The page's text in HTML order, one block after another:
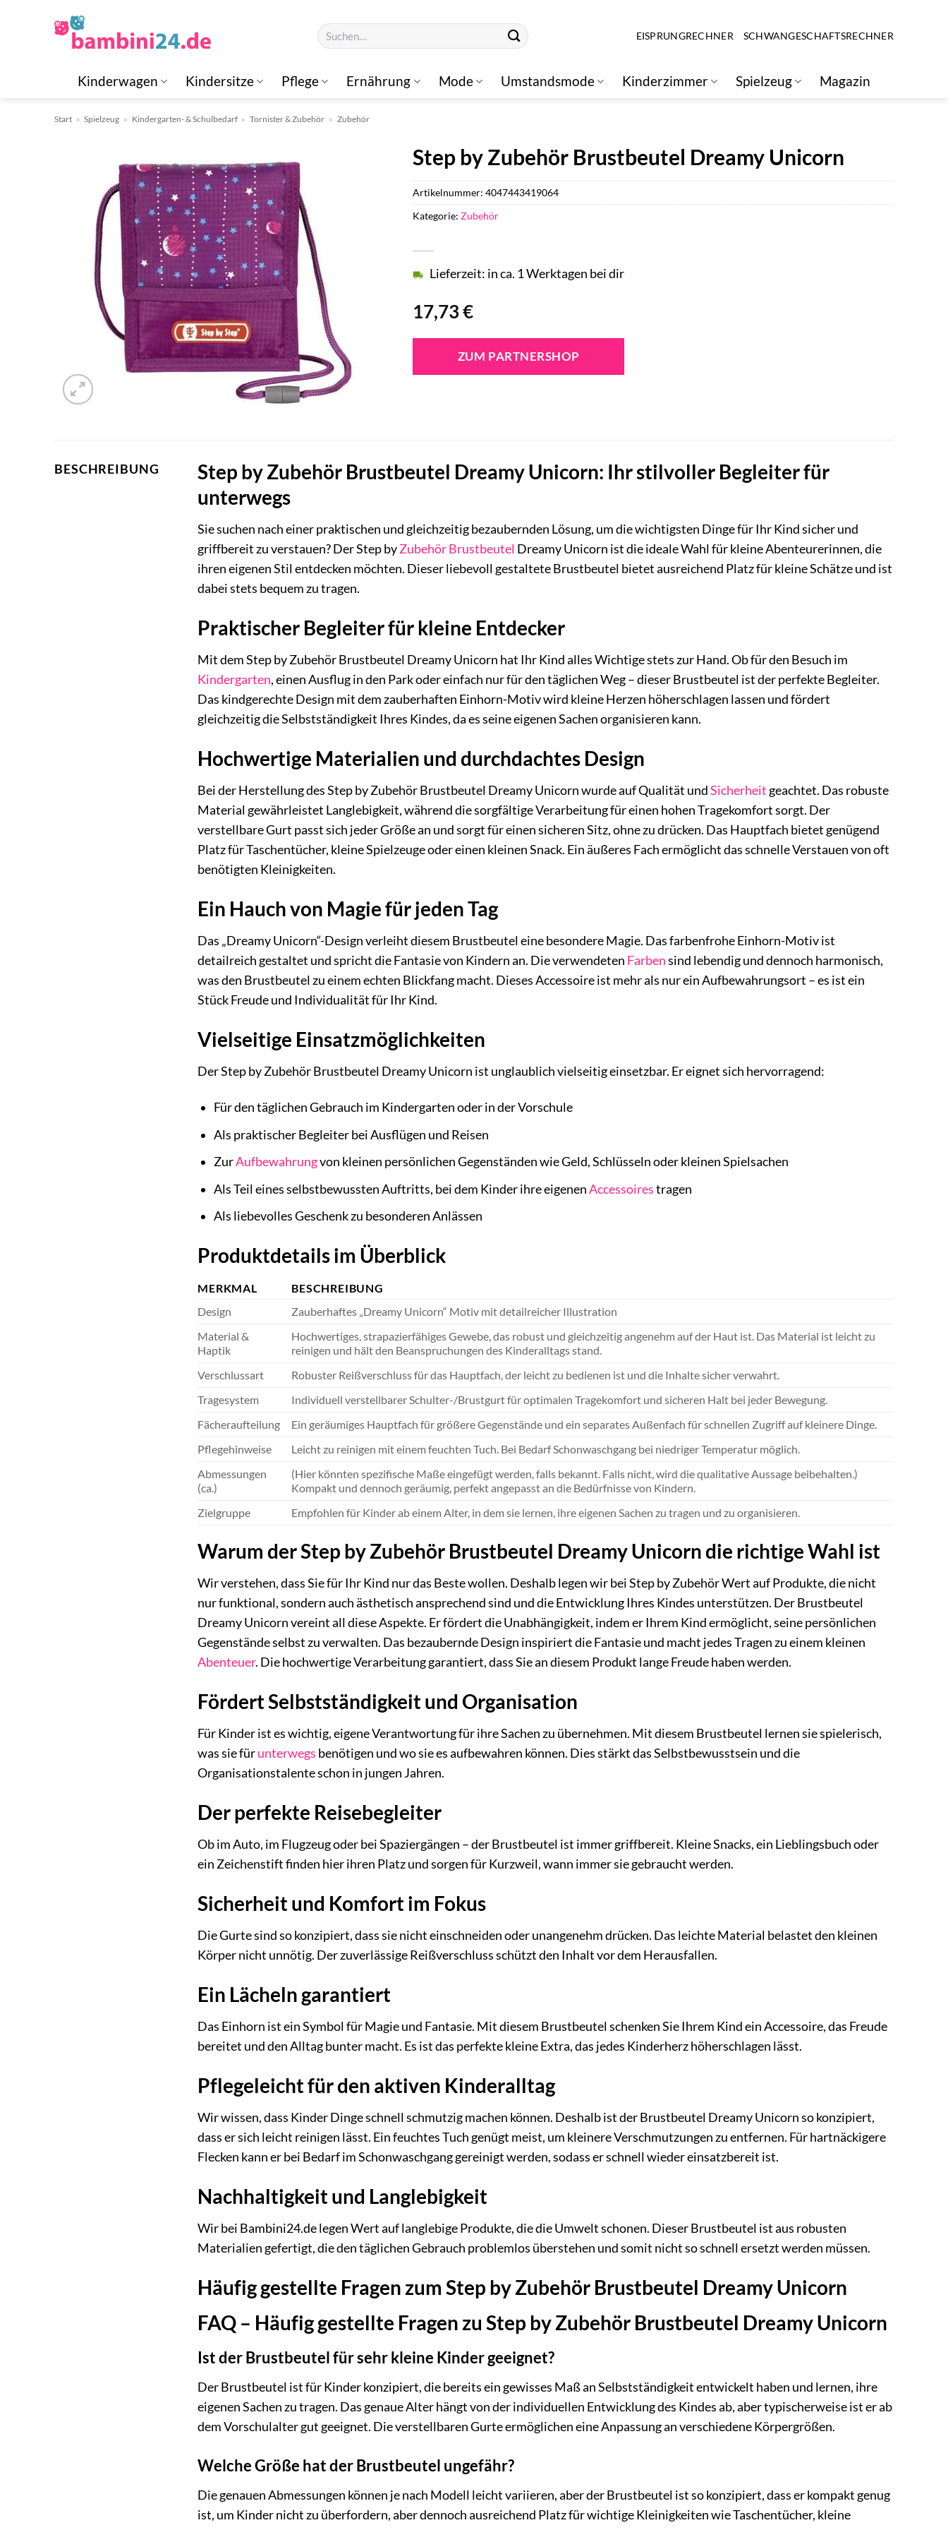
Suchen
nach:
EISPRUNGRECHNER SCHWANGESCHAFTSRECHNER
Kinderwagen Kindersitze Pflege Ernährung Mode Umstandsmode Kinderzimmer Spielzeug Magazin
Start » Spielzeug » Kindergarten- & Schulbedarf » Tornister & Zubehör » Zubehör
Step by Zubehör Brustbeutel Dreamy Unicorn
17,73€
Lieferzeit: in ca. 1 Werktagen bei dir
ZUM PARTNERSHOP
Artikelnummer:4047443419064
Kategorie:Zubehör
BESCHREIBUNG
Step by Zubehör Brustbeutel Dreamy Unicorn: Ihr stilvoller Begleiter für
unterwegs
Sie suchen nach einer praktischen und gleichzeitig bezaubernden Lösung, um die wichtigsten Dinge für Ihr Kind sicher und
griffbereit zu verstauen? Der Step byZubehörBrustbeutel Dreamy Unicorn ist die ideale Wahl für kleine Abenteurerinnen, die
ihren eigenen Stil entdecken möchten. Dieser liebevoll gestaltete Brustbeutel bietet ausreichend Platz für kleine Schätze und ist
dabei stets bequem zu tragen.
Praktischer Begleiter für kleine Entdecker
Mit dem Step by Zubehör Brustbeutel Dreamy Unicorn hat Ihr Kind alles Wichtige stets zur Hand. Ob für den Besuch im
Kindergarten, einen Ausflug in den Park oder einfach nur für den täglichen Weg – dieser Brustbeutel ist der perfekte Begleiter.
Das kindgerechte Design mit dem zauberhaften Einhorn-Motiv wird kleine Herzen höherschlagen lassen und fördert
gleichzeitig die Selbstständigkeit Ihres Kindes, da es seine eigenen Sachen organisieren kann.
Hochwertige Materialien und durchdachtes Design
Bei der Herstellung des Step by Zubehör Brustbeutel Dreamy Unicorn wurde auf Qualität undSicherheitgeachtet. Das robuste
Material gewährleistet Langlebigkeit, während die sorgfältige Verarbeitung für einen hohen Tragekomfort sorgt. Der
verstellbare Gurt passt sich jeder Größe an und sorgt für einen sicheren Sitz, ohne zu drücken. Das Hauptfach bietet genügend
Platz für Taschentücher, kleine Spielzeuge oder einen kleinen Snack. Ein äußeres Fach ermöglicht das schnelle Verstauen von oft
benötigten Kleinigkeiten.
Ein Hauch von Magie für jeden Tag
Das „Dreamy Unicorn“-Design verleiht diesem Brustbeutel eine besondere Magie. Das farbenfrohe Einhorn-Motiv ist
detailreich gestaltet und spricht die Fantasie von Kindern an. Die verwendeten Farbensind lebendig und dennoch harmonisch,
was den Brustbeutel zu einem echten Blickfang macht. Dieses Accessoire ist mehr als nur ein Aufbewahrungsort – es ist ein
Stück Freude und Individualität für Ihr Kind.
Vielseitige Einsatzmöglichkeiten
Der Step by Zubehör Brustbeutel Dreamy Unicorn ist unglaublich vielseitig einsetzbar. Er eignet sich hervorragend:
Für den täglichen Gebrauch im Kindergarten oder in der Vorschule
Als praktischer Begleiter bei Ausflügen und Reisen
ZurAufbewahrungvon kleinen persönlichen Gegenständen wie Geld, Schlüsseln oder kleinen Spielsachen
Als Teil eines selbstbewussten Auftritts, bei dem Kinder ihre eigenenAccessoirestragen
Als liebevolles Geschenk zu besonderen Anlässen
Produktdetails im Überblick
MERKMAL
BESCHREIBUNG
Design
Zauberhaftes „Dreamy Unicorn“ Motiv mit detailreicher Illustration
Material &
Haptik
Hochwertiges, strapazierfähiges Gewebe, das robust und gleichzeitig angenehm auf der Haut ist. Das Material ist leicht zu
reinigen und hält den Beanspruchungen des Kinderalltags stand.
Verschlussart
Robuster Reißverschluss für das Hauptfach, der leicht zu bedienen ist und die Inhalte sicher verwahrt.
Tragesystem
Individuell verstellbarer Schulter-/Brustgurt für optimalen Tragekomfort und sicheren Halt bei jeder Bewegung.
Fächeraufteilung
Ein geräumiges Hauptfach für größere Gegenstände und ein separates Außenfach für schnellen Zugriff auf kleinere Dinge.
Pflegehinweise
Leicht zu reinigen mit einem feuchten Tuch. Bei Bedarf Schonwaschgang bei niedriger Temperatur möglich.
Abmessungen
(ca.)
(Hier könnten spezifische Maße eingefügt werden, falls bekannt. Falls nicht, wird die qualitative Aussage beibehalten.)
Kompakt und dennoch geräumig, perfekt angepasst an die Bedürfnisse von Kindern.
Zielgruppe
Empfohlen für Kinder ab einem Alter, in dem sie lernen, ihre eigenen Sachen zu tragen und zu organisieren.
Warum der Step by Zubehör Brustbeutel Dreamy Unicorn die richtige Wahl ist
Wir verstehen, dass Sie für Ihr Kind nur das Beste wollen. Deshalb legen wir bei Step by Zubehör Wert auf Produkte, die nicht
nur funktional, sondern auch ästhetisch ansprechend sind und die Entwicklung Ihres Kindes unterstützen. Der Brustbeutel
Dreamy Unicorn vereint all diese Aspekte. Er fördert die Unabhängigkeit, indem er Ihrem Kind ermöglicht, seine persönlichen
Gegenstände selbst zu verwalten. Das bezaubernde Design inspiriert die Fantasie und macht jedes Tragen zu einem kleinen
Abenteuer. Die hochwertige Verarbeitung garantiert, dass Sie an diesem Produkt lange Freude haben werden.
Fördert Selbstständigkeit und Organisation
Für Kinder ist es wichtig, eigene Verantwortung für ihre Sachen zu übernehmen. Mit diesem Brustbeutel lernen sie spielerisch,
was sie fürunterwegs benötigen und wo sie es aufbewahren können. Dies stärkt das Selbstbewusstsein und die
Organisationstalente schon in jungen Jahren.
Der perfekte Reisebegleiter
Ob im Auto, im Flugzeug oder bei Spaziergängen – der Brustbeutel ist immer griffbereit. Kleine Snacks, ein Lieblingsbuch oder
ein Zeichenstift finden hier ihren Platz und sorgen für Kurzweil, wann immer sie gebraucht werden.
Sicherheit und Komfort im Fokus
Die Gurte sind so konzipiert, dass sie nicht einschneiden oder unangenehm drücken. Das leichte Material belastet den kleinen
Körper nicht unnötig. Der zuverlässige Reißverschluss schützt den Inhalt vor dem Herausfallen.
Ein Lächeln garantiert
Das Einhorn ist ein Symbol für Magie und Fantasie. Mit diesem Brustbeutel schenken Sie Ihrem Kind ein Accessoire, das Freude
bereitet und den Alltag bunter macht. Es ist das perfekte kleine Extra, das jedes Kinderherz höherschlagen lässt.
Pflegeleicht für den aktiven Kinderalltag
Wir wissen, dass Kinder Dinge schnell schmutzig machen können. Deshalb ist der Brustbeutel Dreamy Unicorn so konzipiert,
dass er sich leicht reinigen lässt. Ein feuchtes Tuch genügt meist, um kleinere Verschmutzungen zu entfernen. Für hartnäckigere
Flecken kann er bei Bedarf im Schonwaschgang gereinigt werden, sodass er schnell wieder einsatzbereit ist.
Nachhaltigkeit und Langlebigkeit
Wir bei Bambini24.de legen Wert auf langlebige Produkte, die die Umwelt schonen. Dieser Brustbeutel ist aus robusten
Materialien gefertigt, die den täglichen Gebrauch problemlos überstehen und somit nicht so schnell ersetzt werden müssen.
Häufig gestellte Fragen zum Step by Zubehör Brustbeutel Dreamy Unicorn
FAQ – Häufig gestellte Fragen zu Step by Zubehör Brustbeutel Dreamy Unicorn
Ist der Brustbeutel für sehr kleine Kinder geeignet?
Der Brustbeutel ist für Kinder konzipiert, die bereits ein gewisses Maß an Selbstständigkeit entwickelt haben und lernen, ihre
eigenen Sachen zu tragen. Das genaue Alter hängt von der individuellen Entwicklung des Kindes ab, aber typischerweise ist er ab
dem Vorschulalter gut geeignet. Die verstellbaren Gurte ermöglichen eine Anpassung an verschiedene Körpergrößen.
Welche Größe hat der Brustbeutel ungefähr?
Die genauen Abmessungen können je nach Modell leicht variieren, aber der Brustbeutel ist so konzipiert, dass er kompakt genug
ist, um Kinder nicht zu überfordern, aber dennoch ausreichend Platz für wichtige Kleinigkeiten wie Taschentücher, kleine